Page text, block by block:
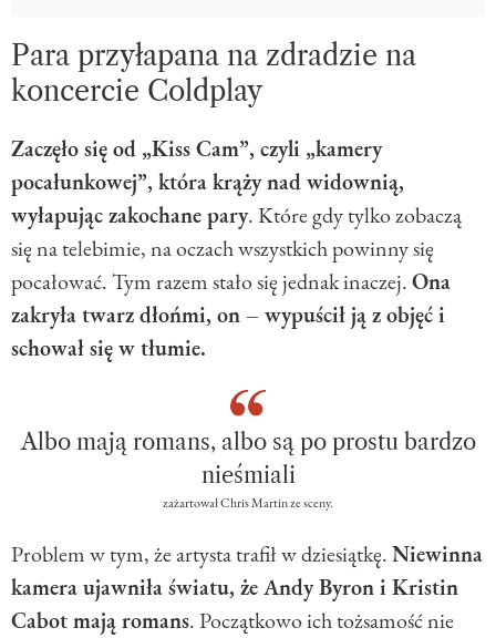
Para przyłapana na zdradzie na
koncercie Coldplay
Zaczęło się od „Kiss Cam”, czyli „kamery
pocałunkowej”, która krąży nad widownią,
wyłapując zakochane pary. Które gdy tylko zobaczą
się na telebimie, na oczach wszystkich powinny się
pocałować. Tym razem stało się jednak inaczej.Ona
zakryła twarz dłońmi, on – wypuścił ją z objęć i
schował się w tłumie.
Albo mają romans, albo są po prostu bardzo
nieśmiali
zażartował Chris Martin ze sceny.
Problem w tym, że artysta trafił w dziesiątkę.Niewinna
kamera ujawniła światu, że Andy Byron i Kristin
Cabot mają romans. Początkowo ich tożsamość nie